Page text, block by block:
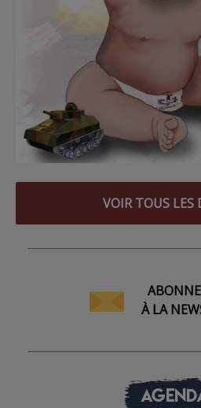
VOIR TOUS LES
À LA